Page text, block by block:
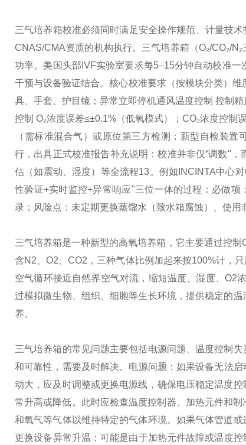
三气培养箱校准必须同时满足安全操作规范、计量技
CNAS/CMA资质的机构执行。 三气培养箱（O₂/CO₂/
功率。美国头部IVF实验室要求每5–15分钟自动校准
干预与设备验证结合。核心校准要求（按模块分类）维
具、手套、护目镜；异常立即停机通风温度控制 控制
控制 O₂浓度误差≤±0.1%（低氧模式）；CO₂浓度控
（需标准混合气）或原位第三方检测；新型自检装
行，出具正式校准报告补充说明：校准并非仅“调数"
估（如震动、湿度）等全流程13。例如INCINTA中心
性验证+实时监控+异常响应"三位一体的过程： 必做项
录； 风险点：未定期更换蒸馏水（致水箱腐蚀）、使用
三气培养箱是一种新型的高氧培养箱，它主要通过控
含N2、O2、CO2，三种气体比例加起来按100%计，
空气循环接近自然界空气对流，缩短温度、湿度、O2
过模拟微生物、组织、细胞等生长环境，提供稳定的
养。
三气培养箱的常见问题主要包括电源问题、温度控制
和可靠性，需要及时解决。 电源问题‌：如果设备无法
动大，应及时调整或更换电源线，确保电压稳定‌温度控
常升高或降低。此时应检查温度控制器、加热元件和
和氧气等气体以维持特定的气体环境。如果气体管道
更换‌设备异常升温‌：可能是由于加热元件故障或温度